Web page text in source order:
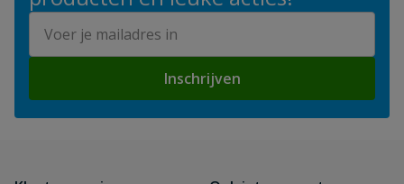
Inschrijven